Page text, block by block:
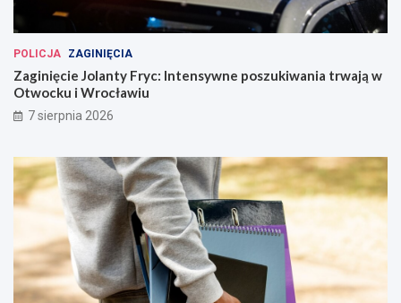
POLICJA ZAGINIĘCIA
Zaginięcie Jolanty Fryc: Intensywne poszukiwania trwają w
Otwocku i Wrocławiu
7 sierpnia 2026